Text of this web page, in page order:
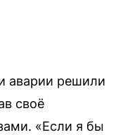
аварии решили
своё
«Если я бы